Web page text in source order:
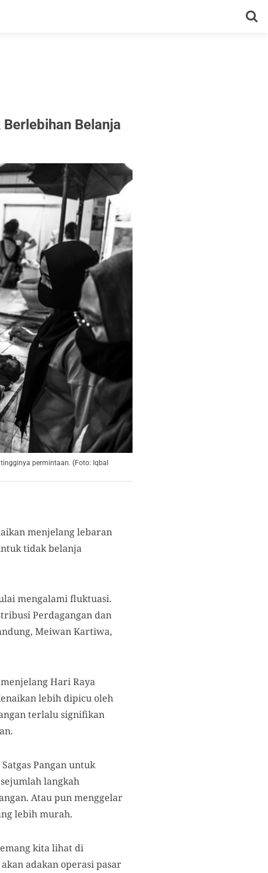
Belanja
permintaan. (Foto: Iqbal
menjelang lebaran
tidak belanja
mengalami fluktuasi.
Perdagangan dan
Meiwan Kartiwa,
Hari Raya
lebih dipicu oleh
terlalu signifikan
Pangan untuk
langkah
Atau pun menggelar
lebih murah.
kita lihat di
adakan operasi pasar